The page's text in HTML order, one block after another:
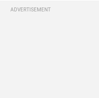
ADVERTISEMENT